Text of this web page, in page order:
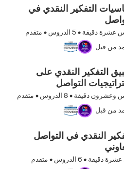
التفكير النقدي في
عشرة دقيقة • 5 الدروس • متقدم
من قبل
التفكير النقدي على
التواصل
وعشرون دقيقة • 8 الدروس • متقدم
من قبل
النقدي في التواصل
عشرة دقيقة • 6 الدروس • متقدم